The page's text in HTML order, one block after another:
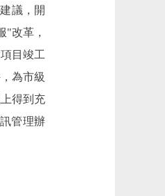
議，開
"改革，
目竣工
為市級
得到充
管理辦